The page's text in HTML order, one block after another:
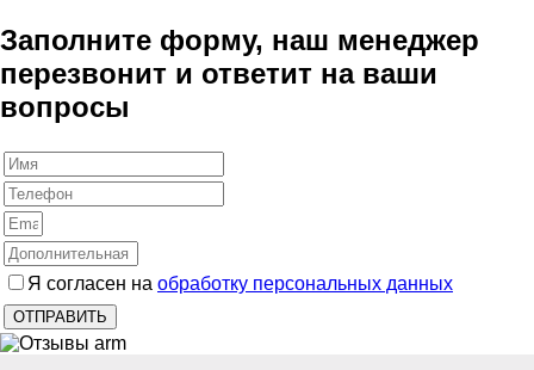
Заполните форму, наш менеджер
перезвонит и ответит на ваши
вопросы
Я согласен на обработку персональных данных